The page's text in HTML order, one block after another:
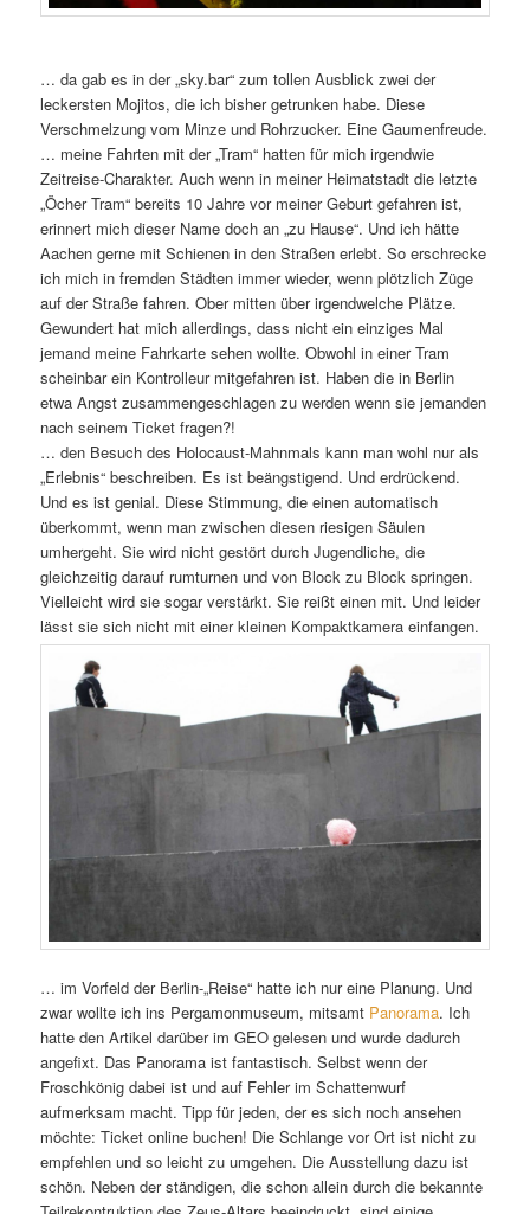
… da gab es in der „sky.bar“ zum tollen Ausblick zwei der
leckersten Mojitos, die ich bisher getrunken habe. Diese
Verschmelzung vom Minze und Rohrzucker. Eine Gaumenfreude.
… meine Fahrten mit der „Tram“ hatten für mich irgendwie
Zeitreise-Charakter. Auch wenn in meiner Heimatstadt die letzte
„Öcher Tram“ bereits 10 Jahre vor meiner Geburt gefahren ist,
erinnert mich dieser Name doch an „zu Hause“. Und ich hätte
Aachen gerne mit Schienen in den Straßen erlebt. So erschrecke
ich mich in fremden Städten immer wieder, wenn plötzlich Züge
auf der Straße fahren. Ober mitten über irgendwelche Plätze.
Gewundert hat mich allerdings, dass nicht ein einziges Mal
jemand meine Fahrkarte sehen wollte. Obwohl in einer Tram
scheinbar ein Kontrolleur mitgefahren ist. Haben die in Berlin
etwa Angst zusammengeschlagen zu werden wenn sie jemanden
nach seinem Ticket fragen?!
… den Besuch des Holocaust-Mahnmals kann man wohl nur als
„Erlebnis“ beschreiben. Es ist beängstigend. Und erdrückend.
Und es ist genial. Diese Stimmung, die einen automatisch
überkommt, wenn man zwischen diesen riesigen Säulen
umhergeht. Sie wird nicht gestört durch Jugendliche, die
gleichzeitig darauf rumturnen und von Block zu Block springen.
Vielleicht wird sie sogar verstärkt. Sie reißt einen mit. Und leider
lässt sie sich nicht mit einer kleinen Kompaktkamera einfangen.
… im Vorfeld der Berlin-„Reise“ hatte ich nur eine Planung. Und
zwar wollte ich ins Pergamonmuseum, mitsamt Panorama. Ich
hatte den Artikel darüber im GEO gelesen und wurde dadurch
angefixt. Das Panorama ist fantastisch. Selbst wenn der
Froschkönig dabei ist und auf Fehler im Schattenwurf
aufmerksam macht. Tipp für jeden, der es sich noch ansehen
möchte: Ticket online buchen! Die Schlange vor Ort ist nicht zu
empfehlen und so leicht zu umgehen. Die Ausstellung dazu ist
schön. Neben der ständigen, die schon allein durch die bekannte